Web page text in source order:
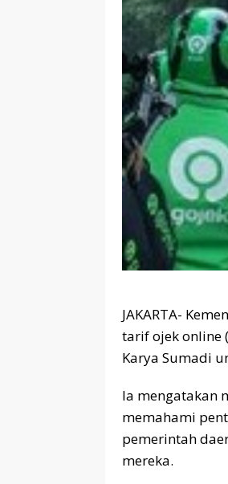
JAKARTA-
tarif ojek online
Karya Sumadi
Ia mengatakan
memahami
pemerintah
mereka.